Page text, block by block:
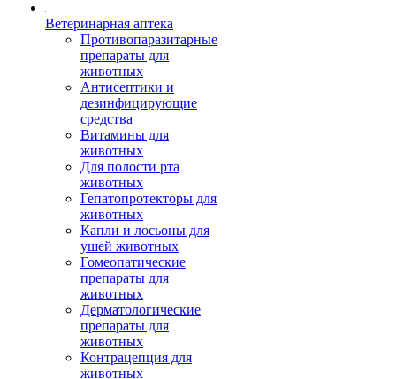
Ветеринарная аптека
Противопаразитарные
препараты для
животных
Антисептики и
дезинфицирующие
средства
Витамины для
животных
Для полости рта
животных
Гепатопротекторы для
животных
Капли и лосьоны для
ушей животных
Гомеопатические
препараты для
животных
Дерматологические
препараты для
животных
Контрацепция для
животных